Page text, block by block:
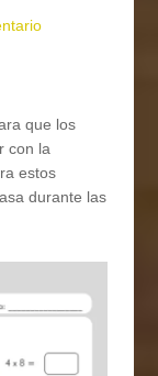
que los
con la
estos
durante las